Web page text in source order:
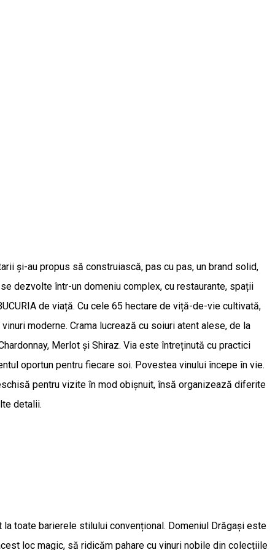
și-au propus să construiască, pas cu pas, un brand solid,
dezvolte într-un domeniu complex, cu restaurante, spații
de viață. Cu cele 65 hectare de viță-de-vie cultivată,
moderne. Crama lucrează cu soiuri atent alese, de la
Merlot și Shiraz. Via este întreținută cu practici
oportun pentru fiecare soi. Povestea vinului începe în vie.
pentru vizite în mod obișnuit, însă organizează diferite
detalii.
toate barierele stilului convențional. Domeniul Drăgași este
loc magic, să ridicăm pahare cu vinuri nobile din colecțiile